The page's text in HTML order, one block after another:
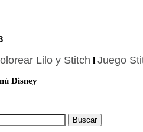
Lilo y Stitch l Juego
Disney